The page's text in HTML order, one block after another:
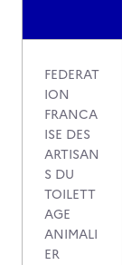
FEDERAT
ION
FRANCA
ISE DES
ARTISAN
S DU
TOILETT
AGE
ANIMALI
ER